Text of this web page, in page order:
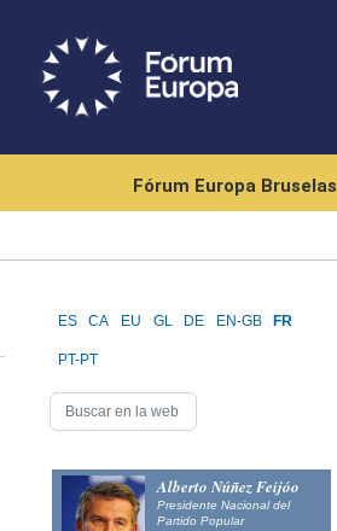
Fórum Europa Bruselas
ES CA EU GL DE EN-GB FR
PT-PT
Alberto Núñez Feijóo
Presidente Nacional del
Partido Popular